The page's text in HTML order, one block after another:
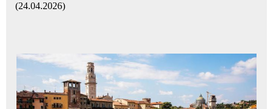
(24.04.2026)